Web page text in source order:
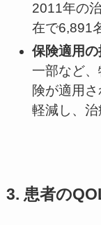
2011年の
在で6,891
保険適用
一部など
険が適用
軽減し、治
3. 患者の